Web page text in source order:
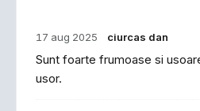
17 aug 2025 ciurcas dan
Sunt foarte frumoase si
usor.